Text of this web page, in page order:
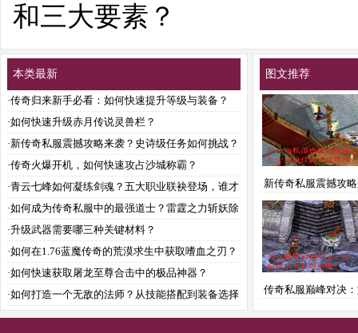
和三大要素？
本类最新
·传奇归来新手必看：如何快速提升等级与装备？
·如何快速升级赤月传说灵兽栏？
·新传奇私服震撼攻略来袭？史诗级任务如何挑战？
·传奇火爆开机，如何快速攻占沙城称霸？
·青云七峰如何凝练剑魂？五大职业联袂登场，谁才
是诛仙最强战力？
·如何成为传奇私服中的最强道士？雷霆之力斩妖除
魔全攻略
·升级武器需要哪三种关键材料？
·如何在1.76蓝魔传奇的荒漠求生中获取嗜血之刃？
·如何快速获取屠龙至尊合击中的极品神器？
·如何打造一个无敌的法师？从技能搭配到装备选择
全解析
图文推荐
新传奇私服震撼攻
史诗级任务如何
传奇私服巅峰对决
为大神级辅助